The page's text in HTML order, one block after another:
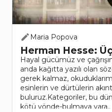
Maria Popova
Herman Hesse:
Hayal gücümüz ve
anda kağıtta yazılı olan
gerek kalmaz,
esinlerin ve dürtülerin
buluruz.Kategoriler, bu
kötü yönde-bulmaya yara..